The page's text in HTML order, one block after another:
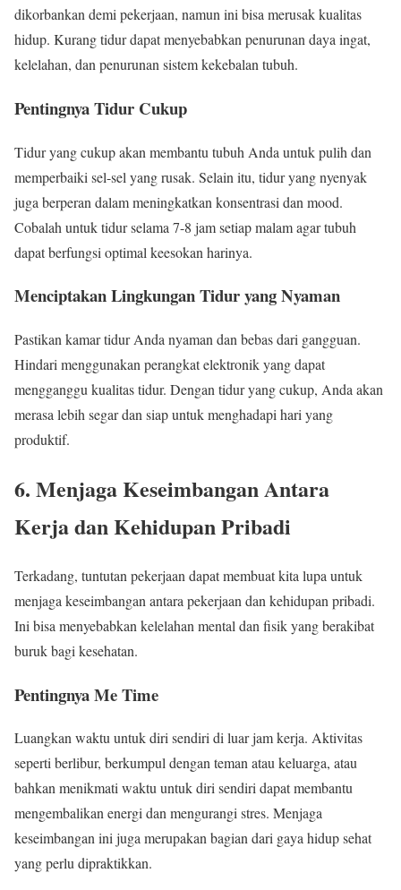
dikorbankan demi pekerjaan, namun ini bisa merusak kualitas
hidup. Kurang tidur dapat menyebabkan penurunan daya ingat,
kelelahan, dan penurunan sistem kekebalan tubuh.
Pentingnya Tidur Cukup
Tidur yang cukup akan membantu tubuh Anda untuk pulih dan
memperbaiki sel-sel yang rusak. Selain itu, tidur yang nyenyak
juga berperan dalam meningkatkan konsentrasi dan mood.
Cobalah untuk tidur selama 7-8 jam setiap malam agar tubuh
dapat berfungsi optimal keesokan harinya.
Menciptakan Lingkungan Tidur yang Nyaman
Pastikan kamar tidur Anda nyaman dan bebas dari gangguan.
Hindari menggunakan perangkat elektronik yang dapat
mengganggu kualitas tidur. Dengan tidur yang cukup, Anda akan
merasa lebih segar dan siap untuk menghadapi hari yang
produktif.
6. Menjaga Keseimbangan Antara
Kerja dan Kehidupan Pribadi
Terkadang, tuntutan pekerjaan dapat membuat kita lupa untuk
menjaga keseimbangan antara pekerjaan dan kehidupan pribadi.
Ini bisa menyebabkan kelelahan mental dan fisik yang berakibat
buruk bagi kesehatan.
Pentingnya Me Time
Luangkan waktu untuk diri sendiri di luar jam kerja. Aktivitas
seperti berlibur, berkumpul dengan teman atau keluarga, atau
bahkan menikmati waktu untuk diri sendiri dapat membantu
mengembalikan energi dan mengurangi stres. Menjaga
keseimbangan ini juga merupakan bagian dari gaya hidup sehat
yang perlu dipraktikkan.